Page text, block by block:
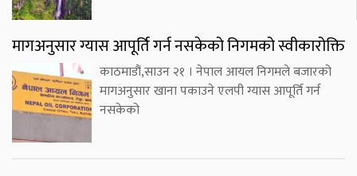
मागअनुसार ग्यास आपूर्ति गर्न नसकेको निगमको स्वीकारोक्ति
काठमाडौं,साउन २१ । नेपाल आयल निगमले बजारको
मागअनुसार खाना पकाउने एलपी ग्यास आपूर्ति गर्न
नसकेको